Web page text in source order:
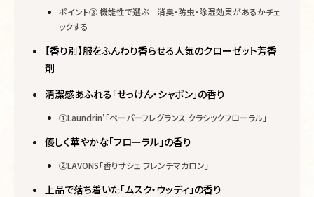
ポイント③ 機能性で選ぶ｜消臭・防虫・除湿効果があるかチェ
ックする
【香り別】服をふんわり香らせる人気のクローゼット芳香
剤
清潔感あふれる「せっけん・シャボン」の香り
①Laundrin'「ペーパーフレグランス クラシックフローラル」
優しく華やかな「フローラル」の香り
②LAVONS「香りサシェ フレンチマカロン」
上品で落ち着いた「ムスク・ウッディ」の香り